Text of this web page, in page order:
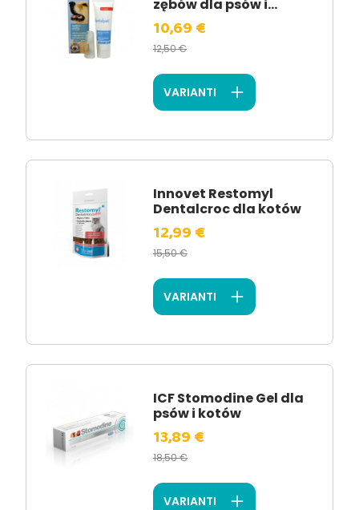
zębów dla psów i...
10,69 €
12,50 €
VARIANTI
Innovet Restomyl
Dentalcroc dla kotów
12,99 €
15,50 €
VARIANTI
ICF Stomodine Gel dla
psów i kotów
13,89 €
18,50 €
VARIANTI